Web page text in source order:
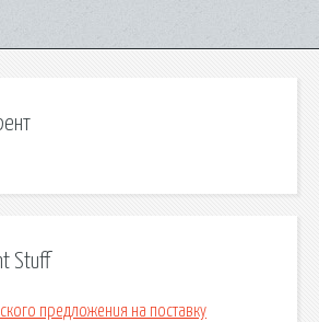
Stuff
предложения на поставку